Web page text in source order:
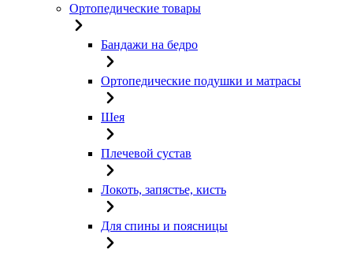
Ортопедические товары
Бандажи на бедро
Ортопедические подушки и матрасы
Шея
Плечевой сустав
Локоть, запястье, кисть
Для спины и поясницы